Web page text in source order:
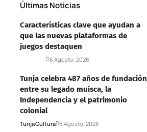
Últimas Noticias
Características clave que ayudan a
que las nuevas plataformas de
juegos destaquen
6 Agosto, 2026
Tunja celebra 487 años de fundación
entre su legado muisca, la
Independencia y el patrimonio
colonial
TunjaCultura 6 Agosto, 2026